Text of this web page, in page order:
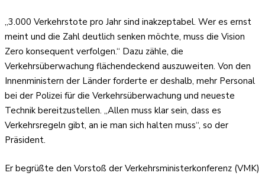
„3.000 Verkehrstote pro Jahr sind inakzeptabel. Wer es ernst
meint und die Zahl deutlich senken möchte, muss die Vision
Zero konsequent verfolgen.“ Dazu zähle, die
Verkehrsüberwachung flächendeckend auszuweiten. Von den
Innenministern der Länder forderte er deshalb, mehr Personal
bei der Polizei für die Verkehrsüberwachung und neueste
Technik bereitzustellen. „Allen muss klar sein, dass es
Verkehrsregeln gibt, an ie man sich halten muss“, so der
Präsident.
Er begrüßte den Vorstoß der Verkehrsministerkonferenz (VMK)